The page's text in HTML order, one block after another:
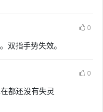
0
双指手势失效。
0
都还没有失灵